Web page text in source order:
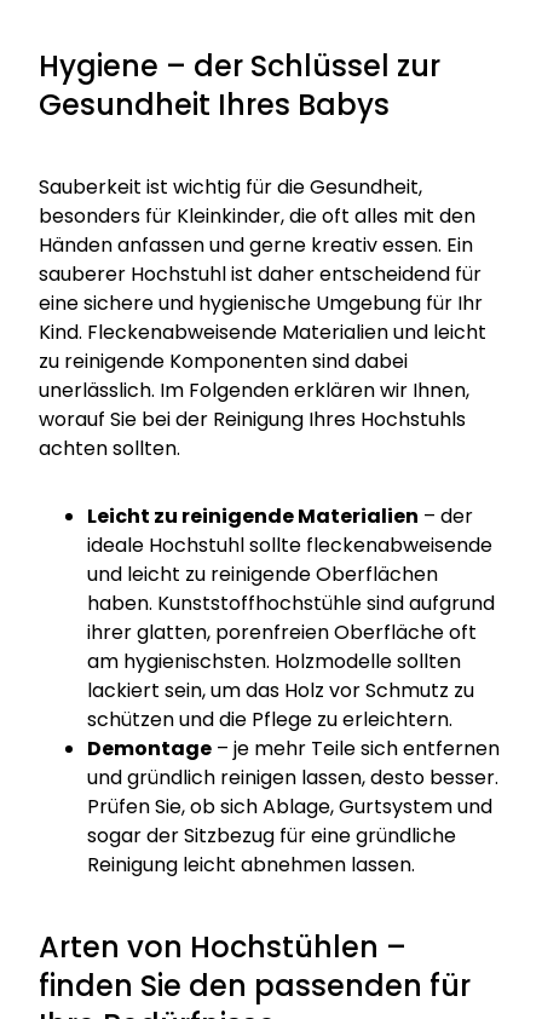
Hygiene – der Schlüssel zur
Gesundheit Ihres Babys
Sauberkeit ist wichtig für die Gesundheit,
besonders für Kleinkinder, die oft alles mit den
Händen anfassen und gerne kreativ essen. Ein
sauberer Hochstuhl ist daher entscheidend für
eine sichere und hygienische Umgebung für Ihr
Kind. Fleckenabweisende Materialien und leicht
zu reinigende Komponenten sind dabei
unerlässlich. Im Folgenden erklären wir Ihnen,
worauf Sie bei der Reinigung Ihres Hochstuhls
achten sollten.
Leicht zu reinigende Materialien – der
ideale Hochstuhl sollte fleckenabweisende
und leicht zu reinigende Oberflächen
haben. Kunststoffhochstühle sind aufgrund
ihrer glatten, porenfreien Oberfläche oft
am hygienischsten. Holzmodelle sollten
lackiert sein, um das Holz vor Schmutz zu
schützen und die Pflege zu erleichtern.
Demontage – je mehr Teile sich entfernen
und gründlich reinigen lassen, desto besser.
Prüfen Sie, ob sich Ablage, Gurtsystem und
sogar der Sitzbezug für eine gründliche
Reinigung leicht abnehmen lassen.
Arten von Hochstühlen –
finden Sie den passenden für